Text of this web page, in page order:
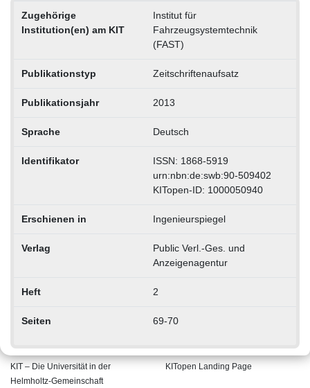
Zugehörige
Institution(en) am KIT
Institut für
Fahrzeugsystemtechnik
(FAST)
Publikationstyp Zeitschriftenaufsatz
Publikationsjahr 2013
Sprache Deutsch
Identifikator
ISSN: 1868-5919
urn:nbn:de:swb:90-509402
KITopen-ID: 1000050940
Erschienen in Ingenieurspiegel
Verlag
Public Verl.-Ges. und
Anzeigenagentur
Heft 2
Seiten 69-70
KIT – Die Universität in der
Helmholtz-Gemeinschaft
KITopen Landing Page